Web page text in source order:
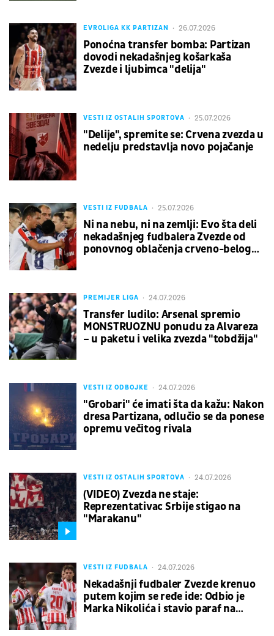
EVROLIGA KK PARTIZAN 26.07.2026
Ponoćna transfer bomba: Partizan
dovodi nekadašnjeg košarkaša
Zvezde i ljubimca "delija"
VESTI IZ OSTALIH SPORTOVA 25.07.2026
"Delije", spremite se: Crvena zvezda u
nedelju predstavlja novo pojačanje
VESTI IZ FUDBALA 25.07.2026
Ni na nebu, ni na zemlji: Evo šta deli
nekadašnjeg fudbalera Zvezde od
ponovnog oblačenja crveno-belog
PREMIJER LIGA 24.07.2026
Transfer ludilo: Arsenal spremio
MONSTRUOZNU ponudu za Alvareza
– u paketu i velika zvezda "tobdžija"
VESTI IZ ODBOJKE 24.07.2026
"Grobari" će imati šta da kažu: Nakon
dresa Partizana, odlučio se da ponese
opremu večitog rivala
VESTI IZ OSTALIH SPORTOVA 24.07.2026
(VIDEO) Zvezda ne staje:
Reprezentativac Srbije stigao na
"Marakanu"
VESTI IZ FUDBALA 24.07.2026
Nekadašnji fudbaler Zvezde krenuo
putem kojim se ređe ide: Odbio je
Marka Nikolića i stavio paraf na